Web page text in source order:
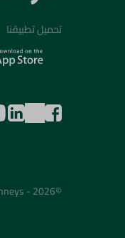
تحميل تطبيقنا
©2026 - Spinneys | جميع الحقوق محفوظة